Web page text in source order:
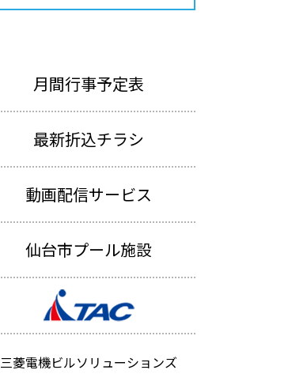
月間行事予定表
最新折込チラシ
動画配信サービス
仙台市プール施設
三菱電機ビルソリューションズ